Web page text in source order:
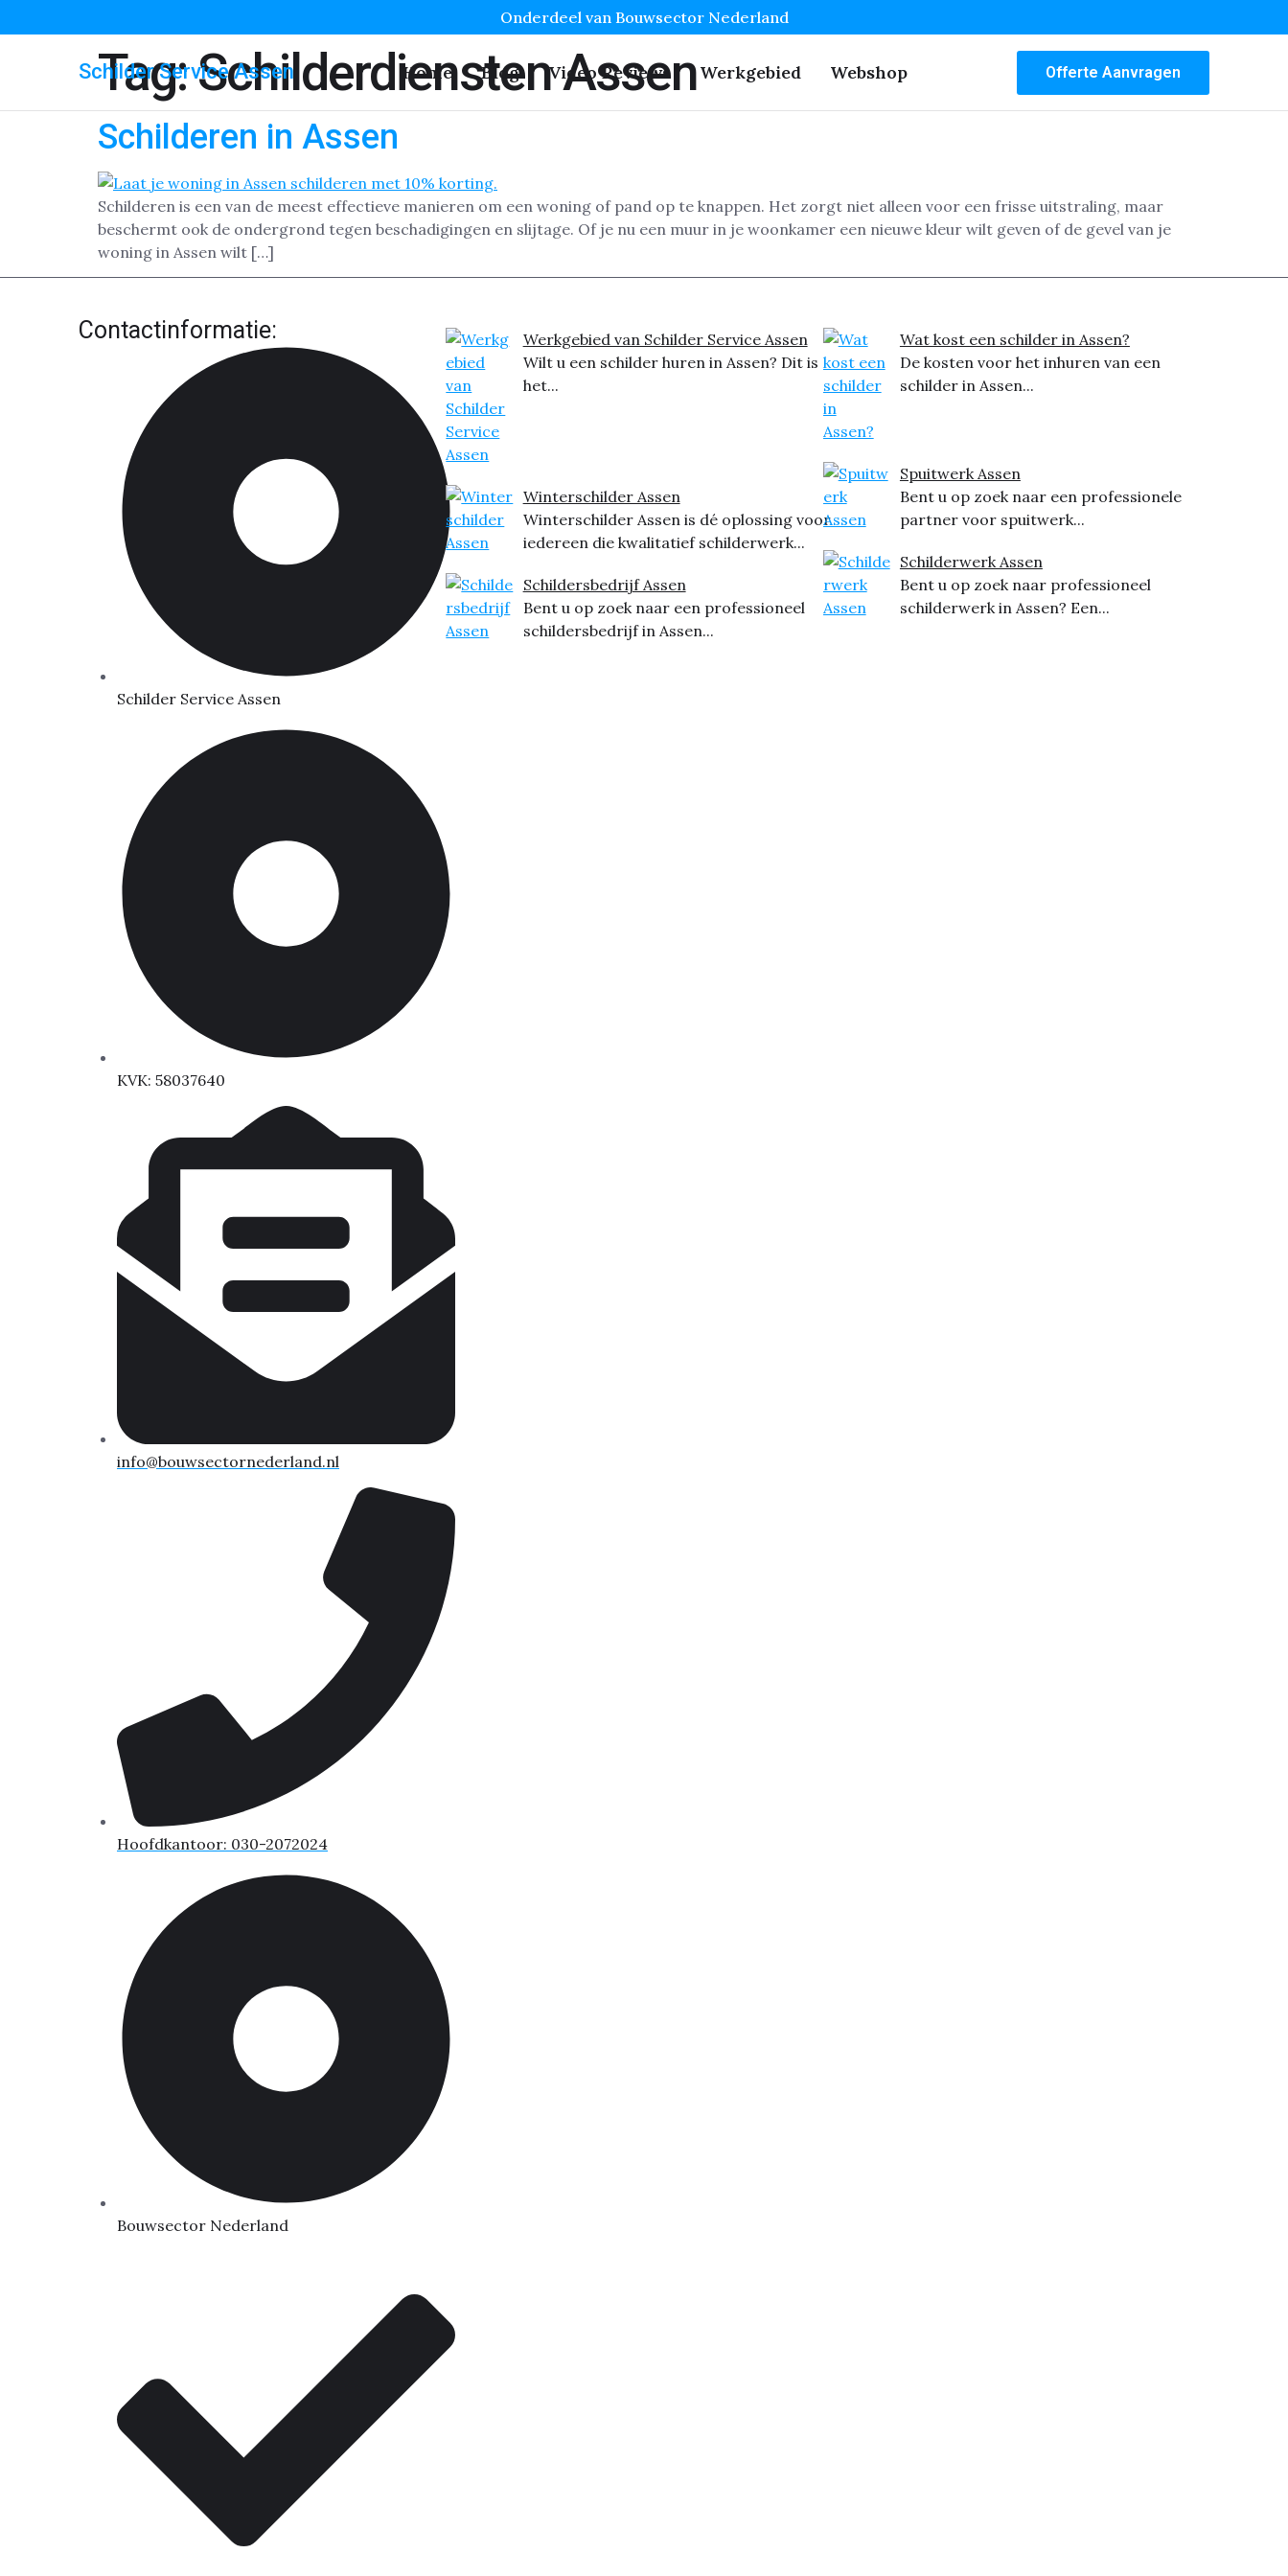
Onderdeel van Bouwsector Nederland
Schilder Service Assen Home Blog Video Reviews Werkgebied Webshop Offerte Aanvragen
Tag:Schilderdiensten Assen
Schilderen in Assen
Schilderen is een van de meest effectieve manieren om een woning of pand op te knappen. Het zorgt niet alleen voor een frisse uitstraling, maar
beschermt ook de ondergrond tegen beschadigingen en slijtage. Of je nu een muur in je woonkamer een nieuwe kleur wilt geven of de gevel van je
woning in Assen wilt […]
Contactinformatie:
Schilder Service Assen
KVK: 58037640
info@bouwsectornederland.nl
Hoofdkantoor: 030-2072024
Bouwsector Nederland
Werkgebied van Schilder Service Assen
Wilt u een schilder huren in Assen? Dit is
het...
Winterschilder Assen
Winterschilder Assen is dé oplossing voor
iedereen die kwalitatief schilderwerk...
Schildersbedrijf Assen
Bent u op zoek naar een professioneel
schildersbedrijf in Assen...
Wat kost een schilder in Assen?
De kosten voor het inhuren van een
schilder in Assen...
Spuitwerk Assen
Bent u op zoek naar een professionele
partner voor spuitwerk...
Schilderwerk Assen
Bent u op zoek naar professioneel
schilderwerk in Assen? Een...